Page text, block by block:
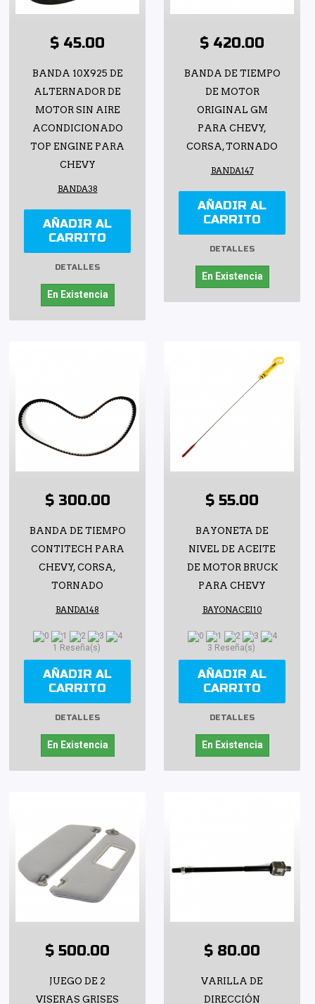
$ 45.00
BANDA 10X925 DE
ALTERNADOR DE
MOTOR SIN AIRE
ACONDICIONADO
TOP ENGINE PARA
CHEVY
BANDA38
AÑADIR AL
CARRITO
DETALLES
En Existencia
$ 420.00
BANDA DE TIEMPO
DE MOTOR
ORIGINAL GM
PARA CHEVY,
CORSA, TORNADO
BANDA147
AÑADIR AL
CARRITO
DETALLES
En Existencia
$ 300.00
BANDA DE TIEMPO
CONTITECH PARA
CHEVY, CORSA,
TORNADO
BANDA148
1 Reseña(s)
AÑADIR AL
CARRITO
DETALLES
En Existencia
$ 55.00
BAYONETA DE
NIVEL DE ACEITE
DE MOTOR BRUCK
PARA CHEVY
BAYONACEI10
3 Reseña(s)
AÑADIR AL
CARRITO
DETALLES
En Existencia
$ 500.00
JUEGO DE 2
VISERAS GRISES
$ 80.00
VARILLA DE
DIRECCIÓN